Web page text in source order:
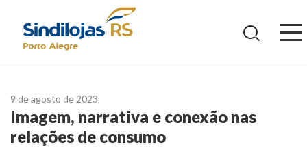
9 de agosto de 2023
Imagem, narrativa e conexão nas
relações de consumo